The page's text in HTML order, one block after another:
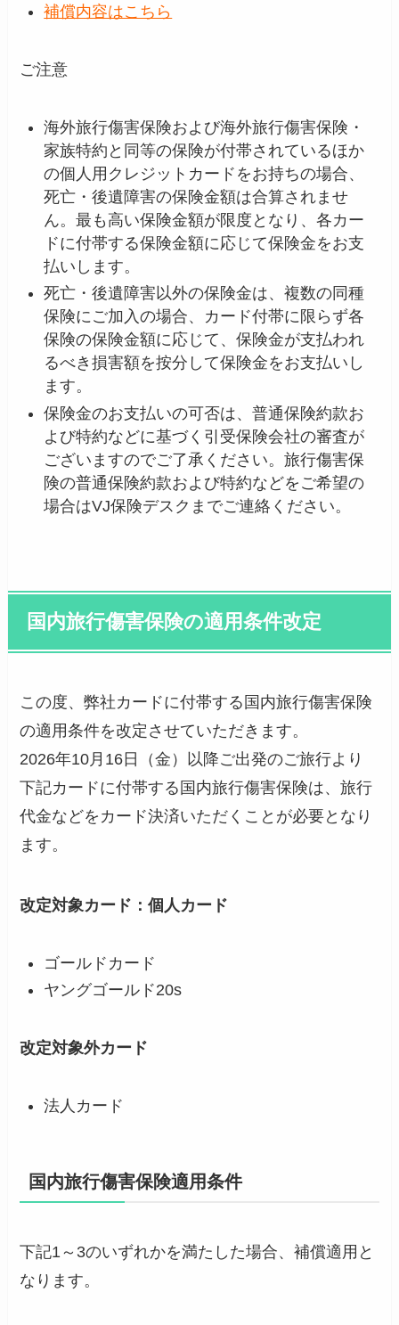
補償内容はこちら
ご注意
海外旅行傷害保険および海外旅行傷害保険・
家族特約と同等の保険が付帯されているほか
の個人用クレジットカードをお持ちの場合、
死亡・後遺障害の保険金額は合算されませ
ん。最も高い保険金額が限度となり、各カー
ドに付帯する保険金額に応じて保険金をお支
払いします。
死亡・後遺障害以外の保険金は、複数の同種
保険にご加入の場合、カード付帯に限らず各
保険の保険金額に応じて、保険金が支払われ
るべき損害額を按分して保険金をお支払いし
ます。
保険金のお支払いの可否は、普通保険約款お
よび特約などに基づく引受保険会社の審査が
ございますのでご了承ください。旅行傷害保
険の普通保険約款および特約などをご希望の
場合はVJ保険デスクまでご連絡ください。
国内旅行傷害保険の適用条件改定
この度、弊社カードに付帯する国内旅行傷害保険
の適用条件を改定させていただきます。
2026年10月16日（金）以降ご出発のご旅行より
下記カードに付帯する国内旅行傷害保険は、旅行
代金などをカード決済いただくことが必要となり
ます。
改定対象カード：個人カード
ゴールドカード
ヤングゴールド20s
改定対象外カード
法人カード
国内旅行傷害保険適用条件
下記1～3のいずれかを満たした場合、補償適用と
なります。